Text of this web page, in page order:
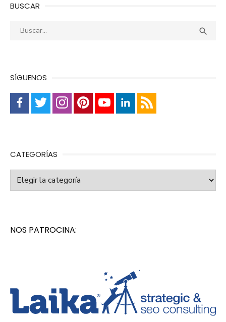
BUSCAR
Buscar: 
SÍGUENOS
CATEGORÍAS
Categorías
NOS PATROCINA: